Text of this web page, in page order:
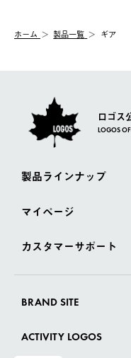
【配送業者】
佐川急便にて配送されます
一度お手元の商品を返品
ホーム 製品一覧 ギア
ロゴス
LOGOS
製品ラインナップ
マイページ
カスタマーサポート
BRAND SITE
ACTIVITY LOGOS